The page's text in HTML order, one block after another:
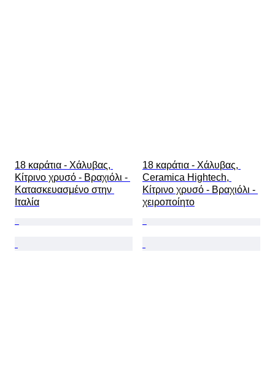
18 καράτια - Χάλυβας,
Κίτρινο χρυσό - Βραχιόλι -
Κατασκευασμένο στην
Ιταλία
18 καράτια - Χάλυβας,
Ceramica Hightech,
Κίτρινο χρυσό - Βραχιόλι -
χειροποίητο